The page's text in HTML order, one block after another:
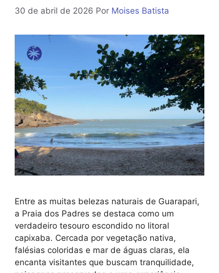
30 de abril de 2026 Por Moises Batista
Entre as muitas belezas naturais de Guarapari,
a Praia dos Padres se destaca como um
verdadeiro tesouro escondido no litoral
capixaba. Cercada por vegetação nativa,
falésias coloridas e mar de águas claras, ela
encanta visitantes que buscam tranquilidade,